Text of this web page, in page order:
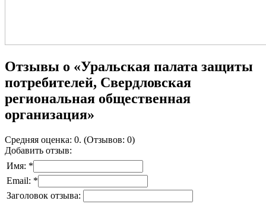
Отзывы о «Уральская палата защиты
потребителей, Свердловская
региональная общественная
организация»
Средняя оценка: 0. (Отзывов: 0)
Добавить отзыв:
Имя: *
Email: *
Заголовок отзыва: